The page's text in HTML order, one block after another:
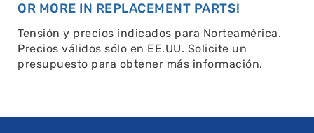
OR MORE IN REPLACEMENT PARTS!
Tensión y precios indicados para Norteamérica.
Precios válidos sólo en EE.UU. Solicite un
presupuesto para obtener más información.